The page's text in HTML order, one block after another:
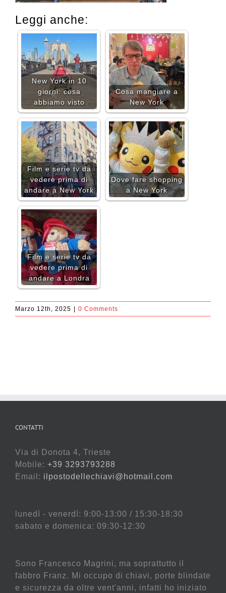
Leggi anche:
New York in 10
giorni: cosa
abbiamo visto
Cosa mangiare a
New York
Film e serie tv da
vedere prima di
andare a New York
Dove fare shopping
a New York
Film e serie tv da
vedere prima di
andare a Londra
Marzo 12th, 2025 0 Comments
CONTATTI
Via di Donota 4, Trieste
Mobile: +39 3293793288
Email: ilpostodellechiavi@hotmail.com
lunedì - venerdì: 9:00-13:00 / 15:30-18:30
sabato e domenica: 09:30-12:30
Sono Francesco Magrini, ma soprattutto il
fabbro Franz. Mi occupo di chiavi, porte blindate
e sicurezza da oltre vent'anni, infatti ho iniziato